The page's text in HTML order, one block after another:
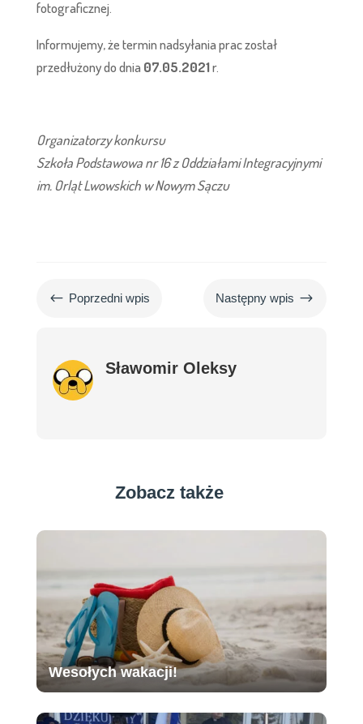
fotograficznej.
Informujemy, że termin nadsyłania prac został
przedłużony do dnia 07.05.2021r.
Organizatorzy konkursu
Szkoła Podstawowa nr 16 z Oddziałami Integracyjnymi
im. Orląt Lwowskich w Nowym Sączu
# Poprzedni wpis Następny wpis $
Sławomir Oleksy
Zobacz także
Wesołych wakacji!